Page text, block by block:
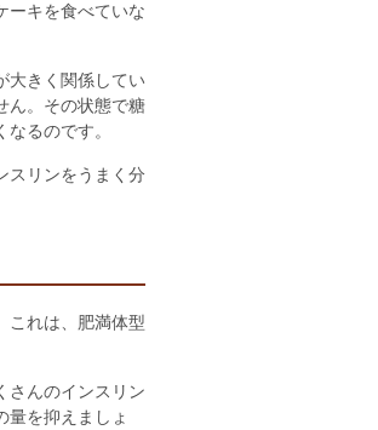
ーキを食べていな
大きく関係してい
ん。その状態で糖
るのです。
スリンをうまく分
これは、肥満体型
さんのインスリン
量を抑えましょ